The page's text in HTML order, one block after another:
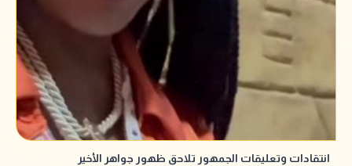
انتقادات وتعليقات الجمهور تلاحق ظهور جواهر الأخير